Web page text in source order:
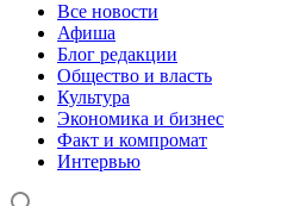
Все новости
Афиша
Блог редакции
Общество и власть
Культура
Экономика и бизнес
Факт и компромат
Интервью